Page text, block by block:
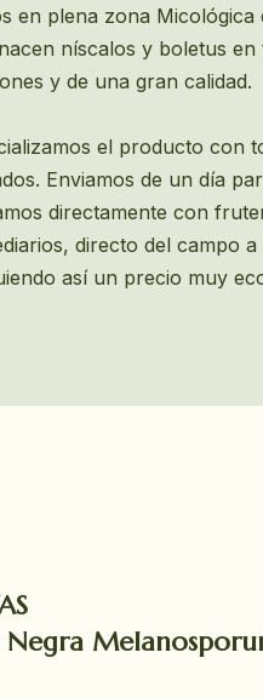
en plena zona
níscalos y boletus
y de una gran calidad.
el producto con
Enviamos de un día
directamente con
directo del campo
así un precio muy
Negra